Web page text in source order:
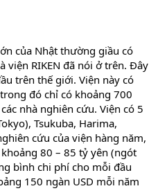
của Nhật thường giầu có
viện RIKEN đã nói ở trên. Đây
trên thế giới. Viện này có
đó chỉ có khoảng 700
nhà nghiên cứu. Viện có 5
Tsukuba, Harima,
cứu của viện hàng năm,
80 – 85 tỷ yên (ngót
bình chi phí cho mỗi đầu
150 ngàn USD mỗi năm